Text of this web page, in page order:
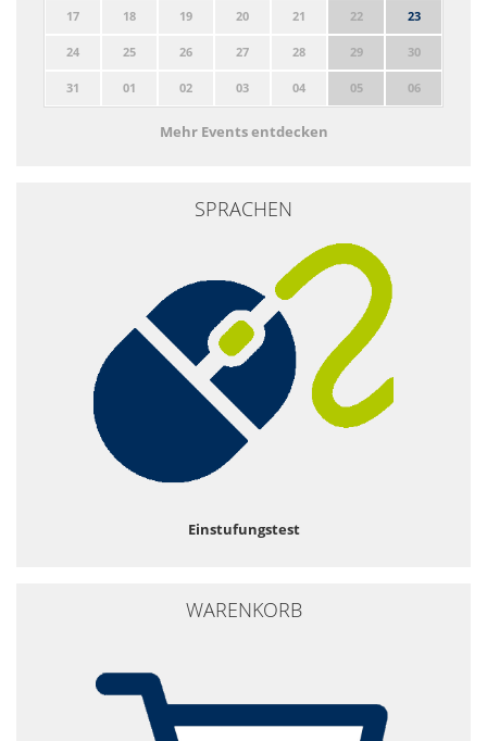
17 18 19 20 21 22 23
24 25 26 27 28 29 30
31 01 02 03 04 05 06
Mehr Events entdecken
SPRACHEN
Einstufungstest
WARENKORB